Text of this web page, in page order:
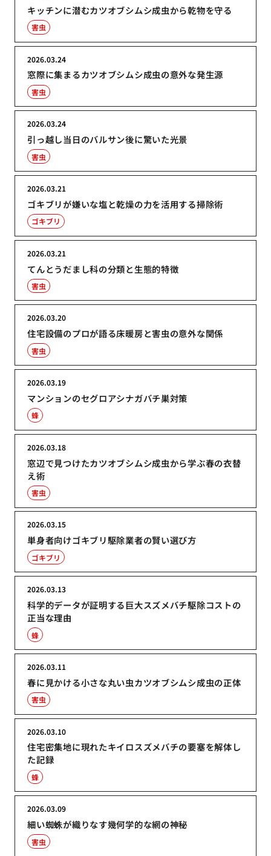
キッチンに潜むカツオブシムシ成虫から乾物を守る
害虫
窓際に集まるカツオブシムシ成虫の意外な発生源
2026.03.24
害虫
引っ越し当日のバルサン後に驚いた光景
2026.03.24
害虫
ゴキブリが嫌いな塩と乾燥の力を活用する掃除術
2026.03.21
ゴキブリ
てんとうだまし科の分類と生態的特徴
2026.03.21
害虫
住宅設備のプロが語る床暖房と害虫の意外な関係
2026.03.20
害虫
マンションのセグロアシナガバチ巣対策
2026.03.19
蜂
窓辺で見つけたカツオブシムシ成虫から学ぶ春の衣替
え術
2026.03.18
害虫
単身者向けゴキブリ駆除業者の賢い選び方
2026.03.15
ゴキブリ
科学的データが証明する巨大スズメバチ駆除コストの
正当な理由
2026.03.13
蜂
春に見かける小さな丸い虫カツオブシムシ成虫の正体
2026.03.11
害虫
住宅密集地に現れたキイロスズメバチの要塞を解体し
た記録
2026.03.10
蜂
細い蜘蛛が織りなす幾何学的な網の神秘
2026.03.09
害虫